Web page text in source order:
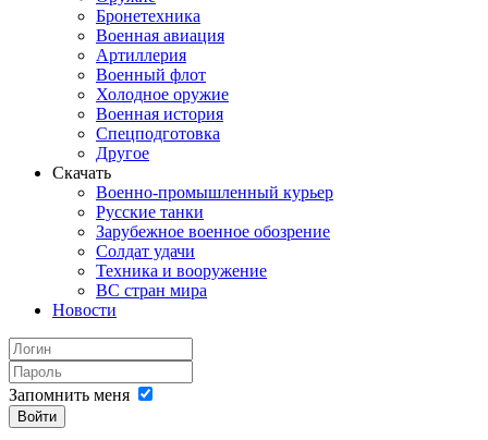
Бронетехника
Военная авиация
Артиллерия
Военный флот
Холодное оружие
Военная история
Спецподготовка
Другое
Скачать
Военно-промышленный курьер
Русские танки
Зарубежное военное обозрение
Солдат удачи
Техника и вооружение
ВС стран мира
Новости
Запомнить меня
Войти